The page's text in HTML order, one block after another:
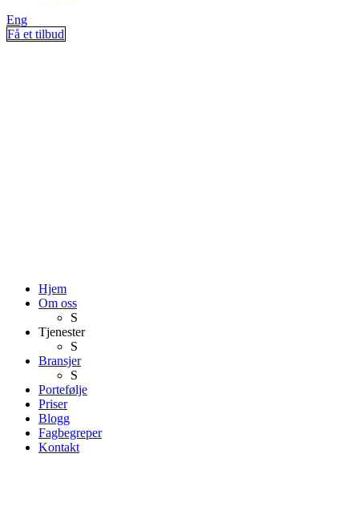
Eng
Få et tilbud
Hjem
Om oss
S
Tjenester
S
Bransjer
S
Portefølje
Priser
Blogg
Fagbegreper
Kontakt